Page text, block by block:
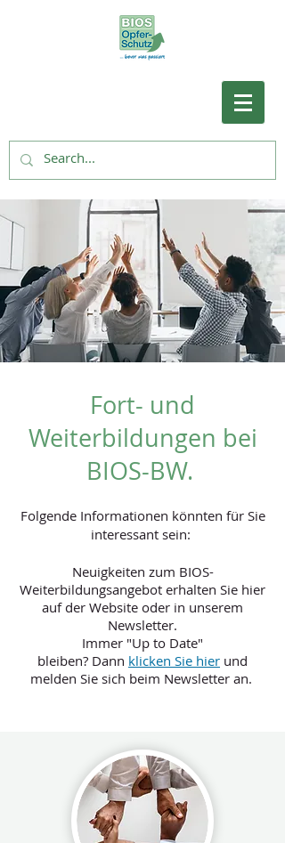
Fort- und
Weiterbildungen bei
BIOS-BW.
Folgende Informationen könnten für Sie
interessant sein:
Neuigkeiten zum BIOS-
Weiterbildungsangebot erhalten Sie hier
auf der Website oder in unserem
Newsletter.
Immer "Up to Date"
bleiben? Dann klicken Sie hier und
melden Sie sich beim Newsletter an.